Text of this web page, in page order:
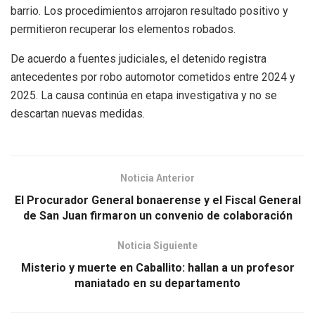
barrio. Los procedimientos arrojaron resultado positivo y
permitieron recuperar los elementos robados.
De acuerdo a fuentes judiciales, el detenido registra
antecedentes por robo automotor cometidos entre 2024 y
2025. La causa continúa en etapa investigativa y no se
descartan nuevas medidas.
Noticia Anterior
El Procurador General bonaerense y el Fiscal General
de San Juan firmaron un convenio de colaboración
Noticia Siguiente
Misterio y muerte en Caballito: hallan a un profesor
maniatado en su departamento